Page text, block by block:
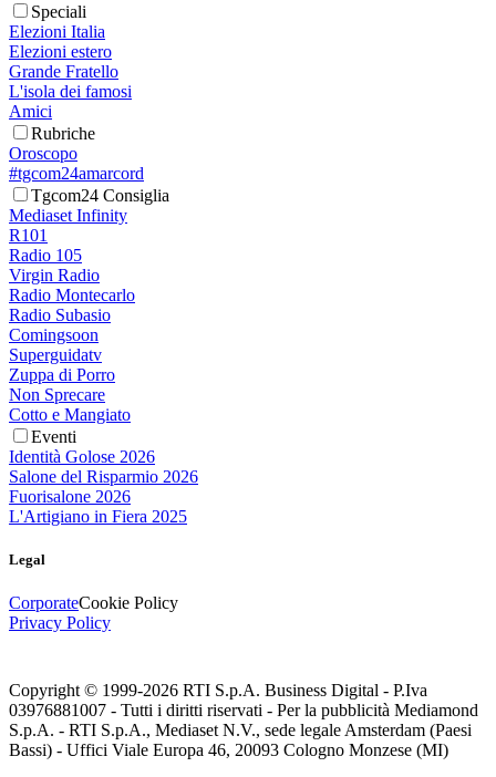
Speciali
Elezioni Italia
Elezioni estero
Grande Fratello
L'isola dei famosi
Amici
Rubriche
Oroscopo
#tgcom24amarcord
Tgcom24 Consiglia
Mediaset Infinity
R101
Radio 105
Virgin Radio
Radio Montecarlo
Radio Subasio
Comingsoon
Superguidatv
Zuppa di Porro
Non Sprecare
Cotto e Mangiato
Eventi
Identità Golose 2026
Salone del Risparmio 2026
Fuorisalone 2026
L'Artigiano in Fiera 2025
Legal
CorporateCookie Policy
Privacy Policy
Copyright © 1999-2026 RTI S.p.A. Business Digital - P.Iva
03976881007 - Tutti i diritti riservati - Per la pubblicità Mediamond
S.p.A. - RTI S.p.A., Mediaset N.V., sede legale Amsterdam (Paesi
Bassi) - Uffici Viale Europa 46, 20093 Cologno Monzese (MI)